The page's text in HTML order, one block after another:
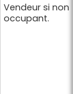
Vendeur si non
occupant.